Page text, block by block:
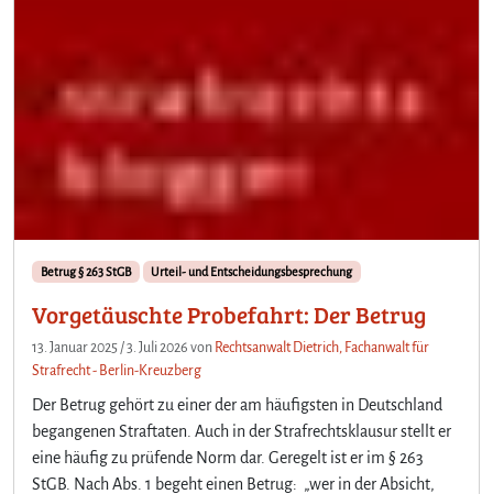
Betrug § 263 StGB Urteil- und Entscheidungsbesprechung
Vorgetäuschte Probefahrt: Der Betrug
13. Januar 2025 /3. Juli 2026 von Rechtsanwalt Dietrich, Fachanwalt für
Strafrecht - Berlin-Kreuzberg
Der Betrug gehört zu einer der am häufigsten in Deutschland
begangenen Straftaten. Auch in der Strafrechtsklausur stellt er
eine häufig zu prüfende Norm dar. Geregelt ist er im § 263
StGB. Nach Abs. 1 begeht einen Betrug: „wer in der Absicht,